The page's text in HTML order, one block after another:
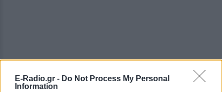
E-Radio.gr - Do Not Process My Personal
Information